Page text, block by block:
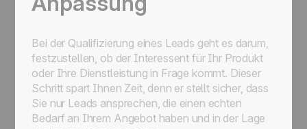
Bei der Qualifizierung eines Leads geht es darum,
festzustellen, ob der Interessent für Ihr Produkt
oder Ihre Dienstleistung in Frage kommt. Dieser
Schritt spart Ihnen Zeit, denn er stellt sicher, dass
Sie nur Leads ansprechen, die einen echten
Bedarf an Ihrem Angebot haben und in der Lage